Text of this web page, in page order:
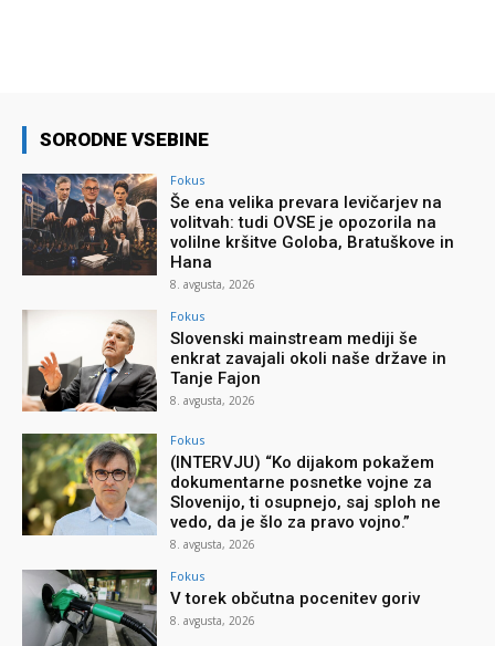
SORODNE VSEBINE
Fokus
Še ena velika prevara levičarjev na
volitvah: tudi OVSE je opozorila na
volilne kršitve Goloba, Bratuškove in
Hana
8. avgusta, 2026
Fokus
Slovenski mainstream mediji še
enkrat zavajali okoli naše države in
Tanje Fajon
8. avgusta, 2026
Fokus
(INTERVJU) “Ko dijakom pokažem
dokumentarne posnetke vojne za
Slovenijo, ti osupnejo, saj sploh ne
vedo, da je šlo za pravo vojno.”
8. avgusta, 2026
Fokus
V torek občutna pocenitev goriv
8. avgusta, 2026